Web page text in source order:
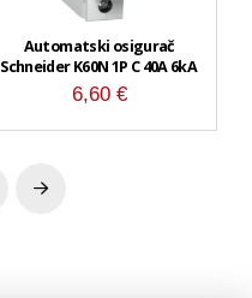
Automatski osigurač
Schneider K60N 1P C 40A 6kA
6,60 €
Next